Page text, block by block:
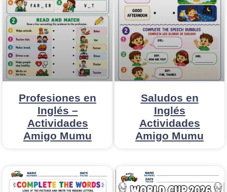
Profesiones en
Inglés –
Actividades
Amigo Mumu
Saludos en
Inglés
Actividades
Amigo Mumu